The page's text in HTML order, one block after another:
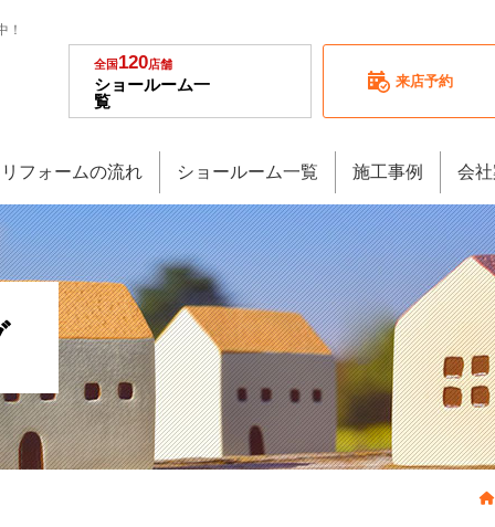
！
全国120店舗
ショールーム一
覧
来店予約
リフォームの流れ ショールーム一覧 施工事例 会